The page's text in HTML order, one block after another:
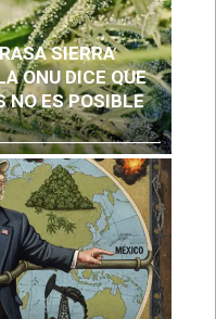
SIERRA
ONU DICE QUE
NO ES POSIBLE